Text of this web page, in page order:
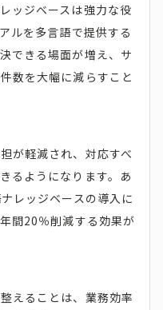
ッジベースは強力な役
ルを多言語で提供する
できる場面が増え、サ
数を大幅に減らすこと
が軽減され、対応すべ
るようになります。あ
レッジベースの導入に
間20％削減する効果が
えることは、業務効率